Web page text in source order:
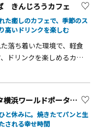
食事を楽しみながら、ゆ
るのが魅力です。
きんじろうカフェ
た癒しのカフェで、季節のス
高いドリンクを楽しむ
落ち着いた環境で、軽食
ドリンクを楽しめるカフ
を感じながらゆったりと
きの休憩スポットとして
一軒です。
鎌倉パスタ横浜ワールドポーターズ店
と休みに。焼きたてパンと生
される幸せ時間